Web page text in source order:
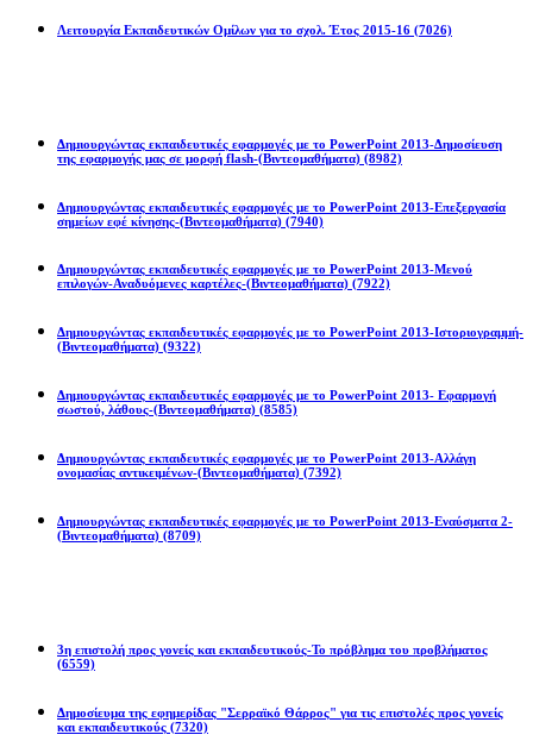
Λειτουργία Εκπαιδευτικών Ομίλων για το σχολ. Έτος 2015-16 (7026)
Δημιουργώντας εκπαιδευτικές εφαρμογές με το PowerPoint 2013-Δημοσίευση
της εφαρμογής μας σε μορφή flash-(Βιντεομαθήματα) (8982)
Δημιουργώντας εκπαιδευτικές εφαρμογές με το PowerPoint 2013-Επεξεργασία
σημείων εφέ κίνησης-(Βιντεομαθήματα) (7940)
Δημιουργώντας εκπαιδευτικές εφαρμογές με το PowerPoint 2013-Μενού
επιλογών-Αναδυόμενες καρτέλες-(Βιντεομαθήματα) (7922)
Δημιουργώντας εκπαιδευτικές εφαρμογές με το PowerPoint 2013-Ιστοριογραμμή-
(Βιντεομαθήματα) (9322)
Δημιουργώντας εκπαιδευτικές εφαρμογές με το PowerPoint 2013- Εφαρμογή
σωστού, λάθους-(Βιντεομαθήματα) (8585)
Δημιουργώντας εκπαιδευτικές εφαρμογές με το PowerPoint 2013-Αλλάγη
ονομασίας αντικειμένων-(Βιντεομαθήματα) (7392)
Δημιουργώντας εκπαιδευτικές εφαρμογές με το PowerPoint 2013-Εναύσματα 2-
(Βιντεομαθήματα) (8709)
3η επιστολή προς γονείς και εκπαιδευτικούς-Το πρόβλημα του προβλήματος
(6559)
Δημοσίευμα της εφημερίδας "Σερραϊκό Θάρρος" για τις επιστολές προς γονείς
και εκπαιδευτικούς (7320)